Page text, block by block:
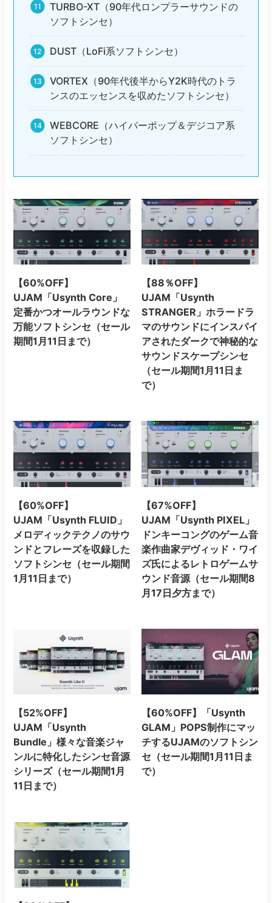
TURBO-XT（90年代ロンプラーサウンドの
ソフトシンセ）
DUST（LoFi系ソフトシンセ）
VORTEX（90年代後半からY2K時代のトラ
ンスのエッセンスを収めたソフトシンセ）
WEBCORE（ハイパーポップ＆デジコア系
ソフトシンセ）
【60%OFF】
UJAM「Usynth Core」
定番かつオールラウンドな
万能ソフトシンセ（セール
期間1月11日まで）
【88％OFF】
UJAM「Usynth
STRANGER」ホラードラ
マのサウンドにインスパイ
アされたダークで神秘的な
サウンドスケープシンセ
（セール期間1月11日ま
で）
【60%OFF】
UJAM「Usynth FLUID」
メロディックテクノのサウ
ンドとフレーズを収録した
ソフトシンセ（セール期間
1月11日まで）
【67%OFF】
UJAM「Usynth PIXEL」
ドンキーコングのゲーム音
楽作曲家デヴィッド・ワイ
ズ氏によるレトロゲームサ
ウンド音源（セール期間8
月17日夕方まで）
【52%OFF】
UJAM「Usynth
Bundle」様々な音楽ジャ
ンルに特化したシンセ音源
シリーズ（セール期間1月
11日まで）
【60%OFF】「Usynth
GLAM」POPS制作にマッ
チするUJAMのソフトシン
セ（セール期間1月11日ま
で）